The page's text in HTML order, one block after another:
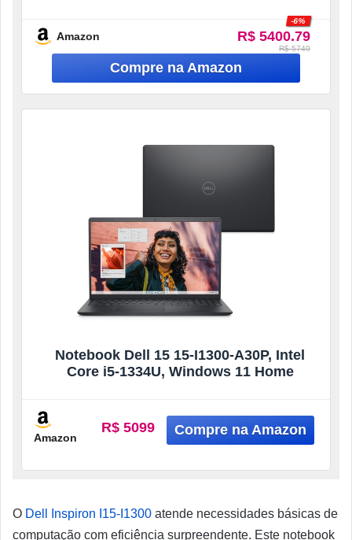
Amazon R$ 5400.79
-6%
R$ 5749
Notebook Dell 15 15-I1300-A30P, Intel
Core i5-1334U, Windows 11 Home
Amazon
R$ 5099
O Dell Inspiron I15-I1300 atende necessidades básicas de
computação com eficiência surpreendente. Este notebook